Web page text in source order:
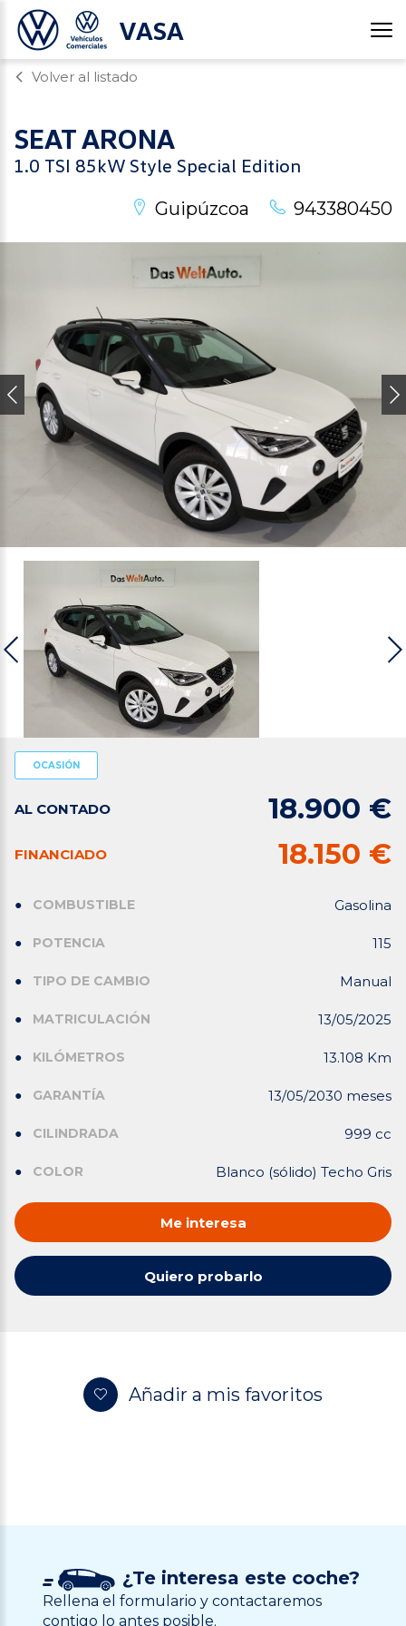
VASA
Volver al listado
SEATARONA
1.0 TSI 85kW Style Special Edition
Guipúzcoa
943380450
OCASIÓN
AL CONTADO 18.900 €
FINANCIADO 18.150 €
COMBUSTIBLE Gasolina
POTENCIA 115
TIPO DE CAMBIO Manual
MATRICULACIÓN 13/05/2025
KILÓMETROS 13.108 Km
GARANTÍA 13/05/2030 meses
CILINDRADA 999 cc
COLOR Blanco (sólido) Techo Gris
Me interesa
Quiero probarlo
Añadir a mis favoritos
¿Te interesa este coche?
Rellena el formulario y contactaremos
contigo lo antes posible.